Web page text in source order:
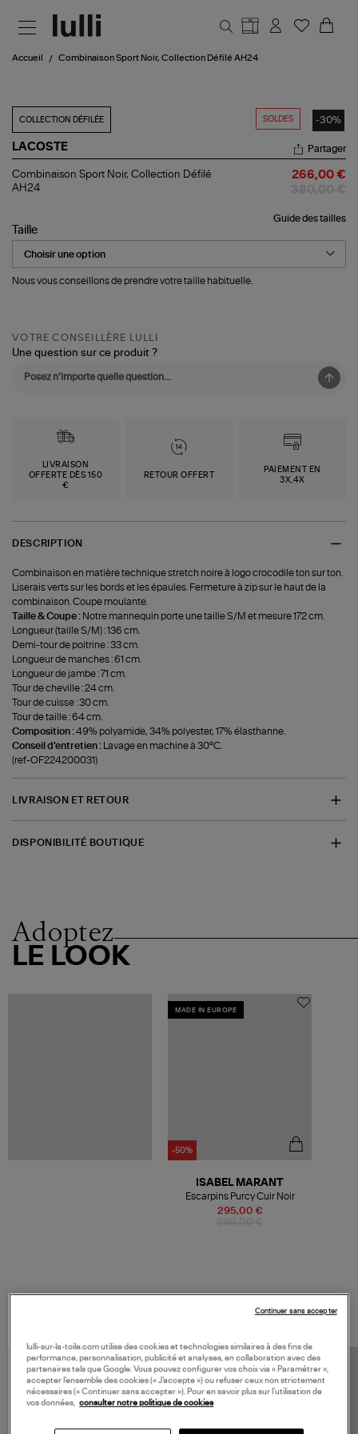
Accueil Combinaison Sport Noir, Collection Défilé AH24
SOLDES -30%
COLLECTION DÉFILÉE
LACOSTE
Combinaison
Sport
Défilé
AH24
Partager
Combinaison Sport Noir, Collection Défilé
AH24
266,00 €
Guide des tailles
Taille
Nous vous conseillons de prendre votre taille habituelle.
VOTRE CONSEILLÈRE LULLI
Une question sur ce produit ?
LIVRAISON
OFFERTE DÈS 150
€
RETOUR OFFERT
PAIEMENT EN
3X,4X
DESCRIPTION
Combinaison en matière technique stretch noire à logo crocodile ton sur ton.
Liserais verts sur les bords et les épaules. Fermeture à zip sur le haut de la
combinaison. Coupe moulante.
Taille & Coupe : Notre mannequin porte une taille S/M et mesure 172 cm.
Longueur (taille S/M) : 136 cm.
Demi-tour de poitrine : 33 cm.
Longueur de manches : 61 cm.
Longueur de jambe : 71 cm.
Tour de cheville : 24 cm.
Tour de cuisse : 30 cm.
Tour de taille : 64 cm.
Composition :49% polyamide, 34% polyester, 17% élasthanne.
Conseil d'entretien :
Lavage en machine à 30°C.
(ref-OF224200031)
LIVRAISON ET RETOUR
DISPONIBILITÉ BOUTIQUE
Adoptez
LE LOOK
MADE IN EUROPE
-50%
295,00 €
ISABEL MARANT
Escarpins Purcy Cuir Noir
VOS DERNIERS PRODUITS VUS
lulli-sur-la-toile.com utilise des cookies et technologies similaires à des fins de
performance, personnalisation, publicité et analyses, en collaboration avec des
partenaires tels que Google. Vous pouvez configurer vos choix via « Paramétrer »,
accepter l’ensemble des cookies (« J’accepte ») ou refuser ceux non strictement
nécessaires (« Continuer sans accepter »). Pour en savoir plus sur l’utilisation de
vos données, consulter notre politique de cookies
Continuer sans accepter